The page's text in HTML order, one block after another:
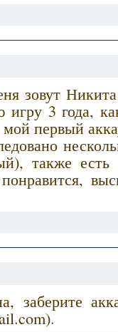
зовут
игру 3 года,
первый
также есть
заберите